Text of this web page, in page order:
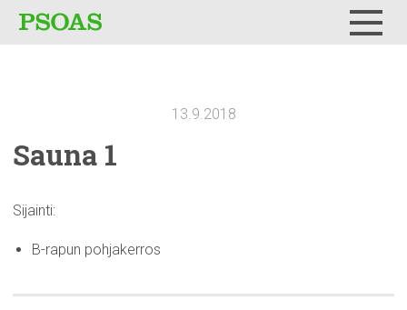
13.9.2018
Sauna 1
Sijainti:
B-rapun pohjakerros